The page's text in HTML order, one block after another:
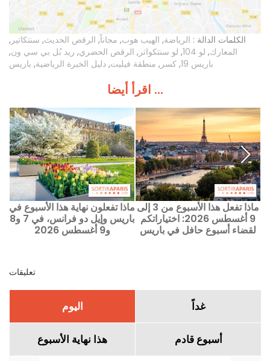
الكلمات الدالة : الرياضة, الهيب هوب, مجاناً, الرقص الحديث, سنتكاتير ,
المعارك, لو 104 , لو سنتكواتر , الرقص الحضري, ريد بُل بي سي ون,
باريس 19
, كسر , منطقة فيليت, دليل الخبرة الرياضية, باريس
اقرأ أيضا ...
ماذا تفعلون نهاية هذا الأسبوع في
باريس وإيل دو فرانس، في 7 و8
و9 أغسطس 2026
ماذا تفعل هذا الأسبوع من 3 إلى
9 أغسطس 2026: اختياراتكم
لقضاء أسبوعٍ حافل في باريس
تعليقات
اليوم غداً
هذا نهاية الأسبوع أسبوع قادم